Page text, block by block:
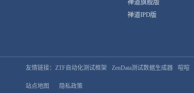
禅道旗舰版
禅道IPD版
友情链接： ZTF自动化测试框架 ZenData测试数据生成器 喧喧
站点地图 隐私政策